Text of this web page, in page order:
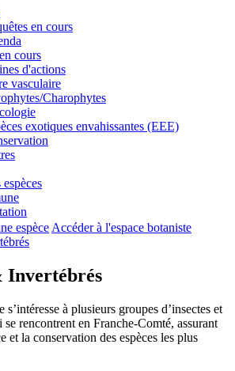
en cours
cours
d'actions
vasculaire
Charophytes
exotiques envahissantes (EEE)
espèceAccéder à l'espace botaniste
Invertébrés
à plusieurs groupes d’insectes et
se rencontrent en Franche-Comté, assurant
et la conservation des espèces les plus